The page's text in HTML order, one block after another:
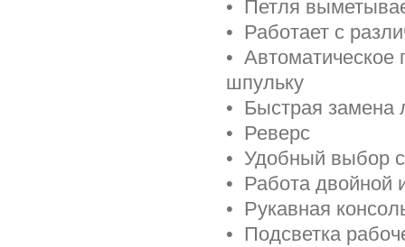
• Петля
• Работает с
• Автоматическое
шпульку
• Быстрая замена
• Реверс
• Удобный выбор
• Работа двойной
• Рукавная
• Подсветка